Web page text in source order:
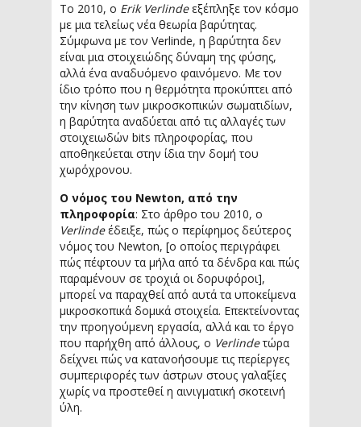
Το 2010, ο Erik Verlindeεξέπληξε τον κόσμο
με μια τελείως νέα θεωρία βαρύτητας.
Σύμφωνα με τον Verlinde, η βαρύτητα δεν
είναι μια στοιχειώδης δύναμη της φύσης,
αλλά ένα αναδυόμενο φαινόμενο. Με τον
ίδιο τρόπο που η θερμότητα προκύπτει από
την κίνηση των μικροσκοπικών σωματιδίων,
η βαρύτητα αναδύεται από τις αλλαγές των
στοιχειωδών bits πληροφορίας, που
αποθηκεύεται στην ίδια την δομή του
χωρόχρονου.
Ο νόμος του Newton, από την
πληροφορία: Στο άρθρο του 2010, ο
Verlindeέδειξε, πώς ο περίφημος δεύτερος
νόμος του Newton, [ο οποίος περιγράφει
πώς πέφτουν τα μήλα από τα δένδρα και πώς
παραμένουν σε τροχιά οι δορυφόροι],
μπορεί να παραχθεί από αυτά τα υποκείμενα
μικροσκοπικά δομικά στοιχεία. Επεκτείνοντας
την προηγούμενη εργασία, αλλά και το έργο
που παρήχθη από άλλους, ο Verlindeτώρα
δείχνει πώς να κατανοήσουμε τις περίεργες
συμπεριφορές των άστρων στους γαλαξίες
χωρίς να προστεθεί η αινιγματική σκοτεινή
ύλη.